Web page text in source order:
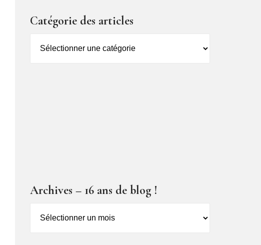
Catégorie des articles
des
Archives – 16 ans de blog !